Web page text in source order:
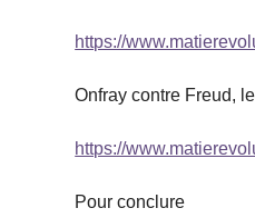
https://
Onfray contre Freud,
https://
Pour conclure